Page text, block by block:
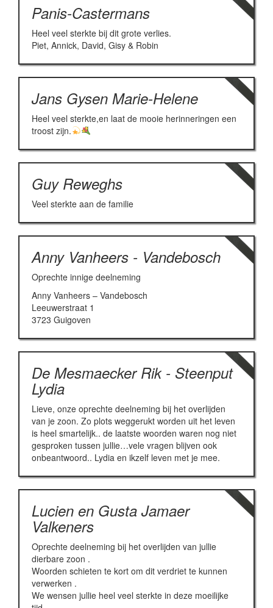
Panis-Castermans
Heel veel sterkte bij dit grote verlies.
Piet, Annick, David, Gisy & Robin
Jans Gysen Marie-Helene
Heel veel sterkte,en laat de mooie herinneringen een
troost zijn.
Guy Reweghs
Veel sterkte aan de familie
Anny Vanheers - Vandebosch
Oprechte innige deelneming
Anny Vanheers – Vandebosch
Leeuwerstraat 1
3723 Guigoven
De Mesmaecker Rik - Steenput
Lydia
Lieve, onze oprechte deelneming bij het overlijden
van je zoon. Zo plots weggerukt worden uit het leven
is heel smartelijk.. de laatste woorden waren nog niet
gesproken tussen jullie…vele vragen blijven ook
onbeantwoord.. Lydia en ikzelf leven met je mee.
Lucien en Gusta Jamaer
Valkeners
Oprechte deelneming bij het overlijden van jullie
dierbare zoon .
Woorden schieten te kort om dit verdriet te kunnen
verwerken .
We wensen jullie heel veel sterkte in deze moeilijke